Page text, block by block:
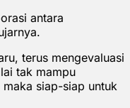
antara
terus mengevaluasi
tak mampu
siap-siap untuk